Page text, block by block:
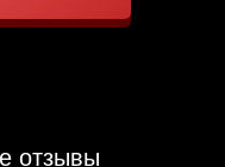
отзывы